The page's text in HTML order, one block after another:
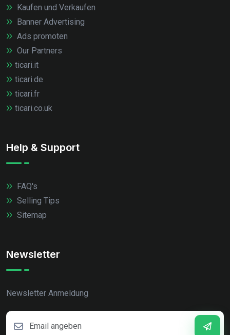
Kaufen und Verkaufen
Banner Advertising
Ads promoten
Our Partners
ticari.it
ticari.de
ticari.fr
ticari.co.uk
Help & Support
FAQ's
Selling Tips
Sitemap
Newsletter
Newsletter Anmeldung